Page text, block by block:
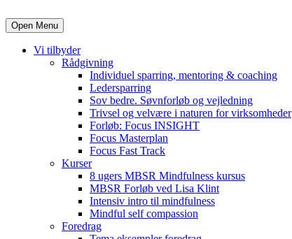
Open Menu
Vi tilbyder
Rådgivning
Individuel sparring, mentoring & coaching
Ledersparring
Sov bedre. Søvnforløb og vejledning
Trivsel og velvære i naturen for virksomheder
Forløb: Focus INSIGHT
Focus Masterplan
Focus Fast Track
Kurser
8 ugers MBSR Mindfulness kursus
MBSR Forløb ved Lisa Klint
Intensiv intro til mindfulness
Mindful self compassion
Foredrag